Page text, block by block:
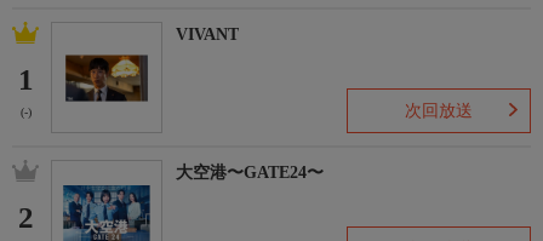
坂本栄隆 井上博貴 飯塚俊光
【制作協力】
AOI Pro.
【制作著作】
ご案内
【HP】
1
(-)
VIVANT
次回放送
2
大空港〜GATE24〜